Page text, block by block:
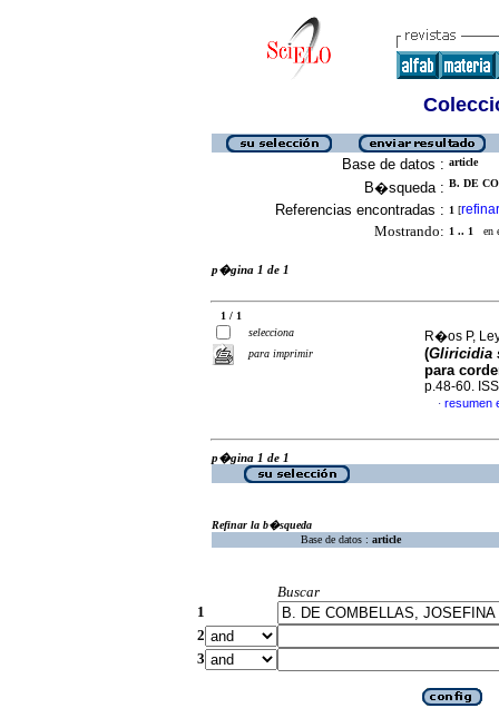
Base de datos : article
B�squeda : B. DE
Referencias encontradas : 1 [refinar
Mostrando: 1 .. 1 en
p�gina 1 de 1
1 / 1
selecciona
para imprimir
R�os P,
(Gliricidia
para
p.48-60.
· resumen
p�gina 1 de 1
Refinar la b�squeda
Base de datos : article
Buscar
1
2
3